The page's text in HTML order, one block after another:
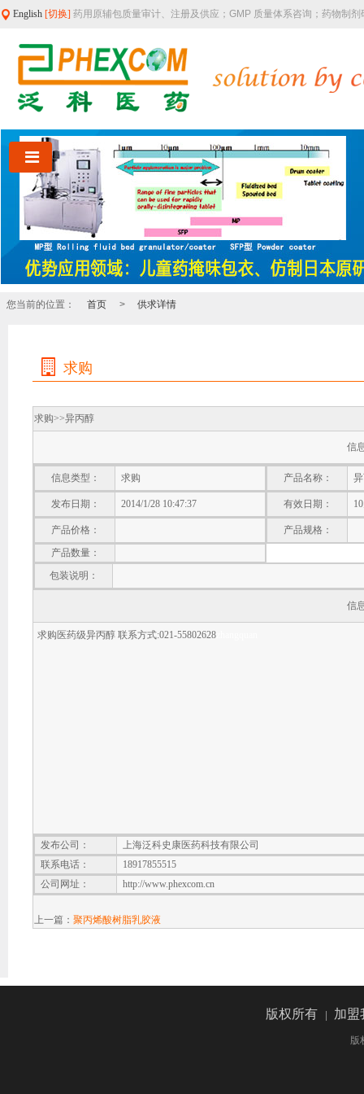
English [切换] 药用原辅包质量审计、注册及供应；GMP 质量体系咨询；药物制
您当前的位置： 首页 > 供求详情
求购
求购>>异丙醇
信
信息类型： 求购 产品名称：
发布日期： 2014/1/28 10:47:37 有效日期：
产品价格：
产品规格：
产品数量：
包装说明：
信
求购医药级异丙醇 联系方式:021-55802628
发布公司：
上海泛科史康医药科技有限公司
联系电话：
18917855515
公司网址：
http://www.phexcom.cn
上一篇：聚丙烯酸树脂乳胶液
版权所有 加
版